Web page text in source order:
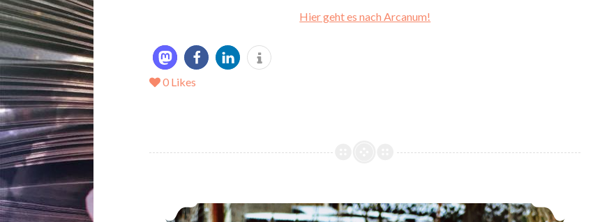
Hier geht es nach Arcanum!
0 Likes
*Rezension* -> Ihr wart mein Licht an dunklen Tagen von Vera Käflein